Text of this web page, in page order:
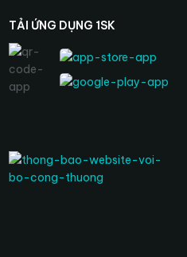
TẢI ỨNG DỤNG 1SK